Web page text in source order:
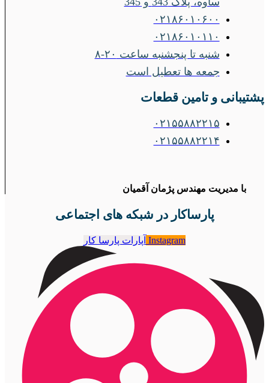
۰۲۱۸۶۰۱۰۶۰۰
۰۲۱۸۶۰۱۰۱۱۰
شنبه تا پنجشنبه ساعت ۲۰-۸
جمعه ها تعطیل است
پشتیبانی و تامین قطعات
۰۲۱۵۵۸۸۲۲۱۵
۰۲۱۵۵۸۸۲۲۱۴
با مدیریت مهندس پژمان آقمیان
پارساکار در شبکه های اجتماعی
Instagram آپارات پارسا کار